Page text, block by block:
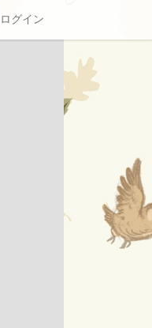
ログイン